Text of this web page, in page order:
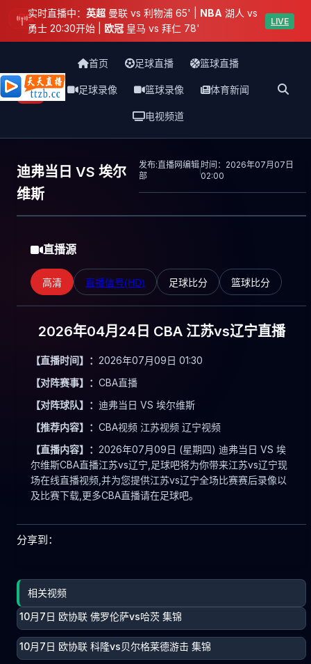
实时直播中： 英超 曼联 vs 利物浦 65' | NBA 湖人 vs
勇士 20:30开始 | 欧冠 皇马 vs 拜仁 78'
LIVE
天天直播网
首页 足球直播 篮球直播
足球录像 篮球录像 体育新闻
电视频道
迪弗当日 VS 埃尔
维斯
发布:直播网编辑
部
时间：2026年07月07日
02:00
足球
直播源
高清 直播信号(HD) 足球比分 篮球比分
2026年04月24日 CBA 江苏vs辽宁直播
【直播时间】： 2026年07月09日 01:30
【对阵赛事】： CBA直播
【对阵球队】： 迪弗当日 VS 埃尔维斯
【推荐内容】： CBA视频 江苏视频 辽宁视频
【直播内容】： 2026年07月09日 (星期四) 迪弗当日 VS 埃
尔维斯CBA直播江苏vs辽宁,足球吧将为你带来江苏vs辽宁现
场在线直播视频,并为您提供江苏vs辽宁全场比赛赛后录像以
及比赛下载,更多CBA直播请在足球吧。
分享到：
相关视频
10月7日 欧协联 佛罗伦萨vs哈茨 集锦
10月7日 欧协联 科隆vs贝尔格莱德游击 集锦